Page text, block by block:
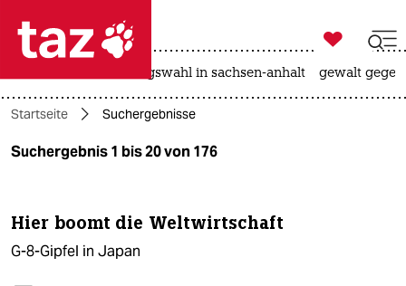
 taz zahl ich
taz zahl ich
themen
öko

taz zahl ich
landtagswahl in sachsen-anhalt gewalt
Startseite Suchergebnisse
Suchergebnis 1 bis 20 von 176
Hier boomt die Weltwirtschaft
G-8-Gipfel in Japan